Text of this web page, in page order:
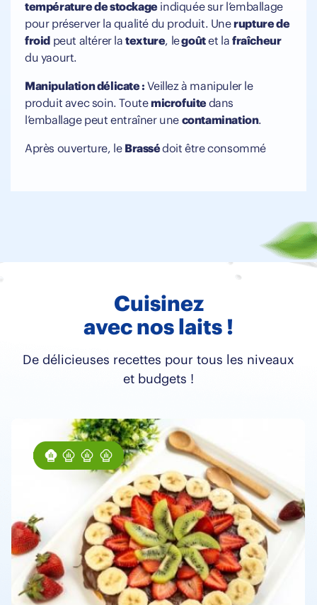
température de stockageindiquée sur l’emballage
pour préserver la qualité du produit. Unerupture de
froid peut altérer latexture, legoûtet lafraîcheur
du yaourt.
Manipulation délicate : Veillez à manipuler le
produit avec soin. Toutemicrofuitedans
l’emballage peut entraîner une contamination.
Après ouverture, le Brassédoit être consommé
Cuisinez
avec nos laits !
De délicieuses recettes pour tous les niveaux
et budgets !